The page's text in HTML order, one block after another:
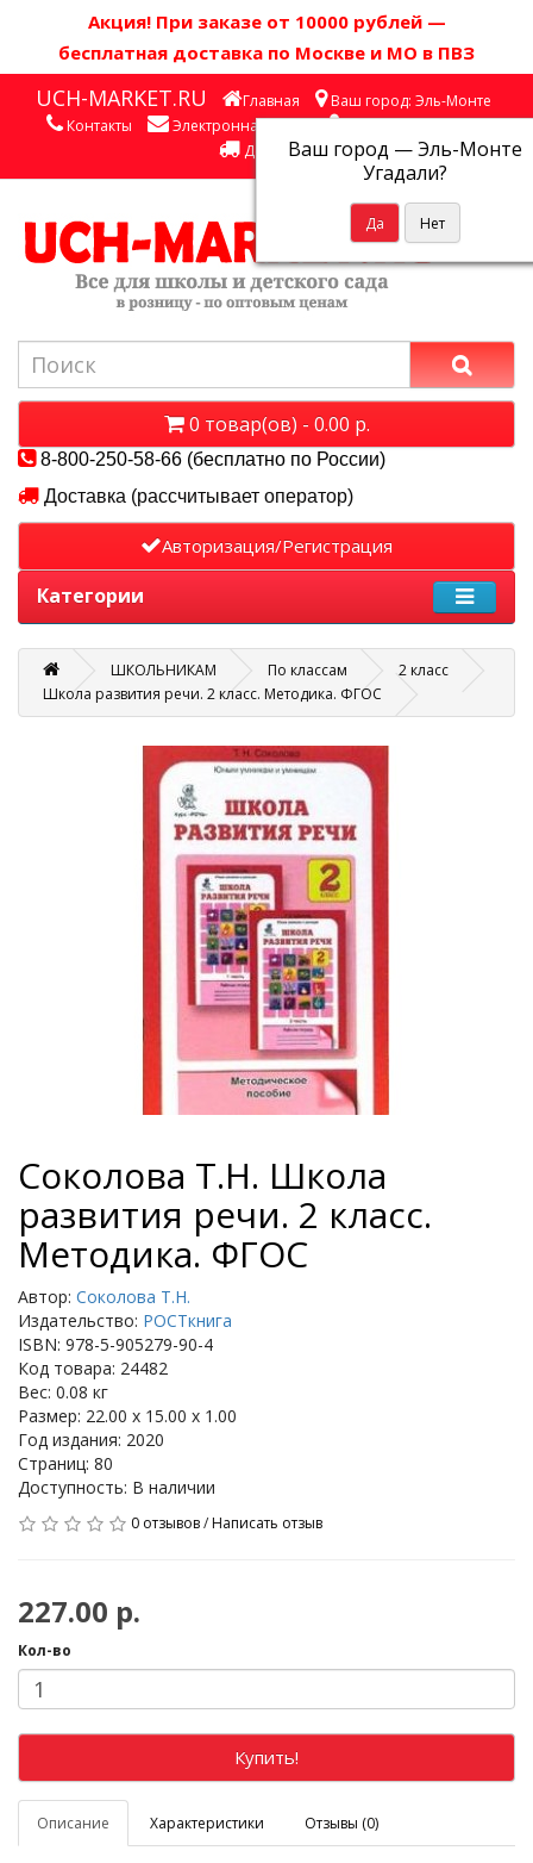
Акция! При заказе от 10000 рублей —
бесплатная доставка по Москве и МО в ПВЗ
UCH-MARKET.RU Главная Ваш город: Эль-Монте
Ваш город —Эль-Монте
Угадали?
Контакты Электронная почта
Личный кабинет
Доставка
0 товар(ов) - 0.00 р.
8-800-250-58-66 (бесплатно по России)
Доставка (рассчитывает оператор)
Авторизация/Регистрация
Категории
ШКОЛЬНИКАМ По классам
2 класс
Школа развития речи. 2 класс. Методика. ФГОС
Соколова Т.Н. Школа
развития речи. 2 класс.
Методика. ФГОС
Автор: Соколова Т.Н.
Издательство: РОСТкнига
ISBN: 978-5-905279-90-4
Код товара: 24482
Вес: 0.08 кг
Размер: 22.00 x 15.00 x 1.00
Год издания: 2020
Страниц: 80
Доступность: В наличии
0 отзывов/Написать отзыв
227.00 р.
Кол-во
Купить!
Описание Характеристики Отзывы (0)